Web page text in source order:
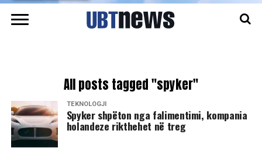
All posts tagged "spyker"
TEKNOLOGJI
Spyker shpëton nga falimentimi, kompania
holandeze rikthehet në treg